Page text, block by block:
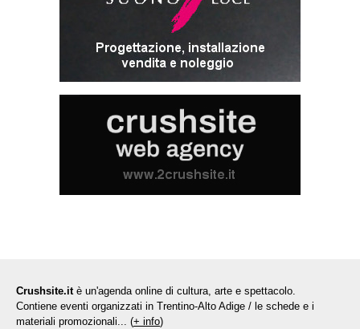
Crushsite.it è un'agenda online di cultura, arte e spettacolo.
Contiene eventi organizzati in Trentino-Alto Adige / le schede e i
materiali promozionali... (+ info)